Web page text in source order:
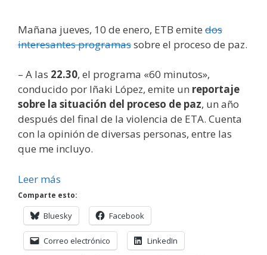
Mañana jueves, 10 de enero, ETB emite dos
interesantes programassobre el proceso de paz.
– A las 22.30, el programa «60 minutos»,
conducido por Iñaki López, emite un reportaje
sobre la situación del proceso de paz, un año
después del final de la violencia de ETA. Cuenta
con la opinión de diversas personas, entre las
que me incluyo.
Leer más
Comparte esto:
Bluesky Facebook
Correo electrónico LinkedIn